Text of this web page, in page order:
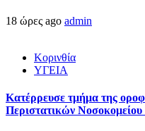
18 ώρες ago admin
Κορινθία
ΥΓΕΙΑ
Kατέρρευσε τμήμα της
Περιστατικών Νοσοκομείου